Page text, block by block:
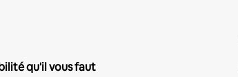
qu'il vous faut